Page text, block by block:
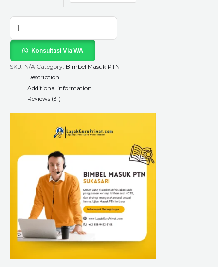
Konsultasi Via WA
SKU: N/A Category: Bimbel Masuk PTN
Description
Additional information
Reviews (31)